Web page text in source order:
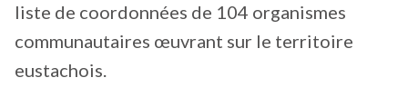
liste de coordonnées de 104 organismes
communautaires œuvrant sur le territoire
eustachois.